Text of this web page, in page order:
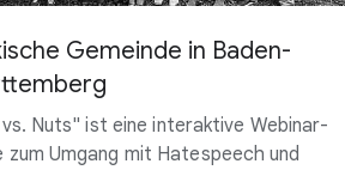
Gemeinde in Baden-
Nuts" ist eine interaktive Webinar-
zum Umgang mit Hatespeech und